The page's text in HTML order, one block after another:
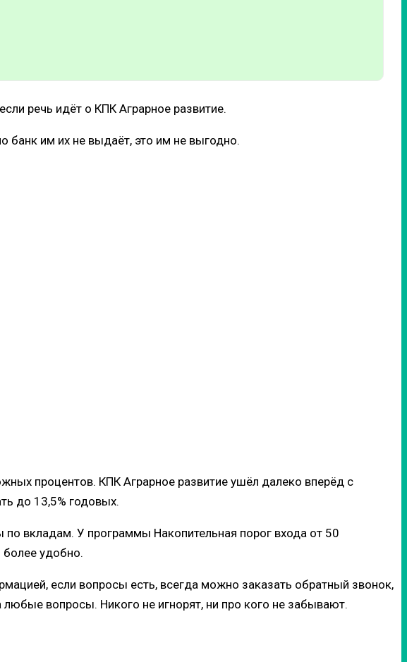
речь идёт о КПК Аграрное развитие.
им их не выдаёт, это им не выгодно.
процентов. КПК Аграрное развитие ушёл далеко вперёд с
до 13,5% годовых.
вкладам. У программы Накопительная порог входа от 50
удобно.
если вопросы есть, всегда можно заказать обратный звонок,
вопросы. Никого не игнорят, ни про кого не забывают.